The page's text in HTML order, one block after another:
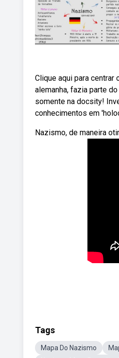
Clique aqui para centrar
alemanha, fazia parte
somente na docsity!
conhecimentos em
Nazismo, de maneira
Tags
Mapa Do Nazismo